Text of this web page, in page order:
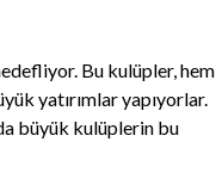
Bu kulüpler, hem
yatırımlar yapıyorlar.
büyük kulüplerin bu